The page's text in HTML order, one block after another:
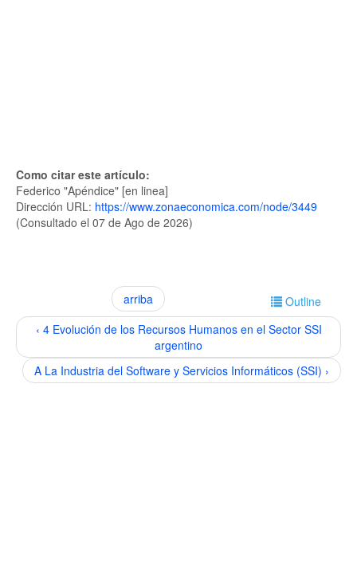
Como citar este artículo:
Federico "Apéndice" [en linea]
Dirección URL: https://www.zonaeconomica.com/node/3449
(Consultado el 07 de Ago de 2026)
Outline
‹ 4 Evolución de los Recursos Humanos en el Sector SSI
argentino
arriba
A La Industria del Software y Servicios Informáticos (SSI) ›